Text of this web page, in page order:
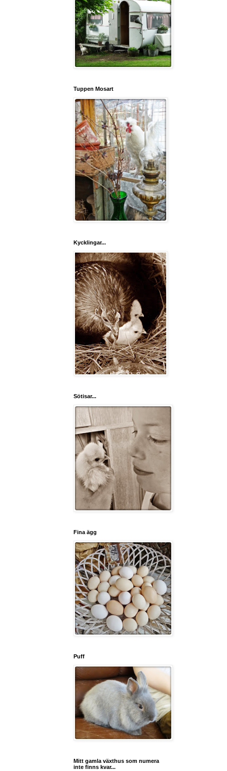
Tuppen Mosart
Kycklingar...
Sötisar...
Fina ägg
Puff
Mitt gamla växthus som numera
inte finns kvar...